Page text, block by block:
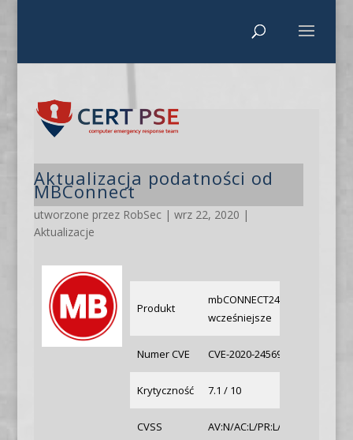
Aktualizacja podatności od
MBConnect
utworzone przez RobSec| wrz 22, 2020 |
Aktualizacje
Produkt
mbCONNECT24,
wcześniejsze
Numer CVE CVE-2020-24569
Krytyczność 7.1 / 10
CVSS AV:N/AC:L/PR:L/UI:N/S:U/C:H/